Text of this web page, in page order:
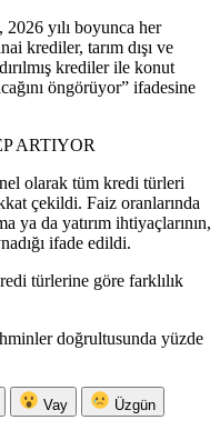
2026 yılı boyunca her
krediler, tarım dışı ve
krediler ile konut
öngörüyor” ifadesine
ARTIYOR
olarak tüm kredi türleri
çekildi. Faiz oranlarında
ya da yatırım ihtiyaçlarının,
ifade edildi.
türlerine göre farklılık
doğrultusunda yüzde
Vay Üzgün